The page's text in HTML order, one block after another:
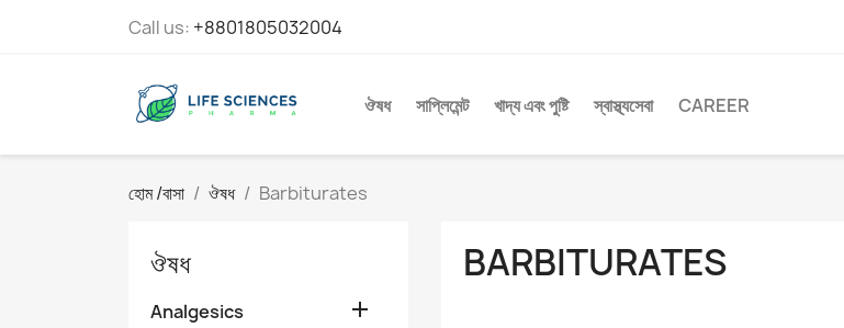
Call us: +8801805032004
ঔষধ সাপ্লিমেন্ট খাদ্য এবং পুষ্টি স্বাস্থ্যসেবা CAREER
হোম /বাসা ঔষধ Barbiturates
ঔষধ
Analgesics 
BARBITURATES